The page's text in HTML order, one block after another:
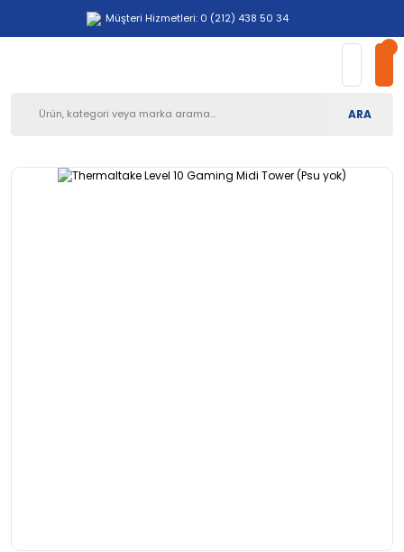
Müşteri Hizmetleri: 0 (212) 438 50 34
ARA